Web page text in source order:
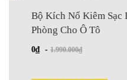
Bộ Kích Nổ Kiêm Sạc Dự
Phòng Cho Ô Tô
- 1.990.000₫